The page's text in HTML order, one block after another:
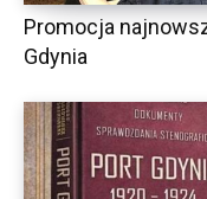
Promocja
Gdynia